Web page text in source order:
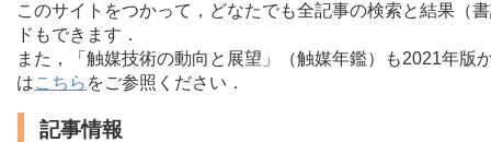
このサイトをつかって，どなたでも全記事の検索と結果（
ドもできます．
また，「触媒技術の動向と展望」（触媒年鑑）も2021年
はこちら をご参照ください．
記事情報